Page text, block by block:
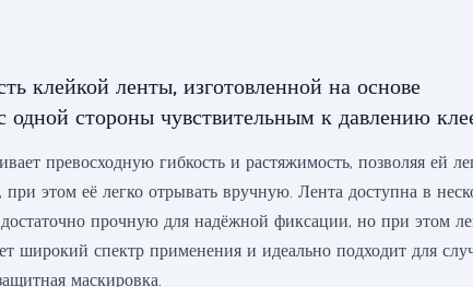
клейкой ленты, изготовленной на основе
одной стороны чувствительным к давлению
превосходную гибкость и растяжимость, позволяя ей
этом её легко отрывать вручную. Лента доступна в
прочную для надёжной фиксации, но при этом
широкий спектр применения и идеально подходит для
маскировка.